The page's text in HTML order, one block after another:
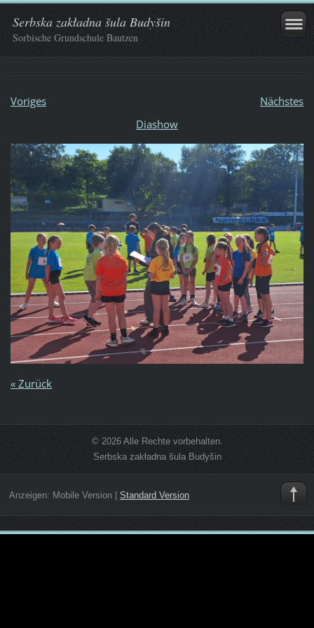
Serbska zakładna šula Budyšin
Sorbische Grundschule Bautzen
Voriges
Nächstes
Diashow
« Zurück
© 2026 Alle Rechte vorbehalten.
Serbska zakładna šula Budyšin
Anzeigen: Mobile Version| Standard Version